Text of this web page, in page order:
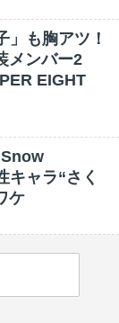
」も胸アツ！
メンバー2
EIGHT
キャラ“さく
ケ